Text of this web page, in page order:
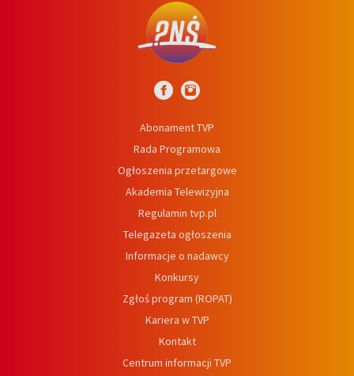
Abonament TVP
Rada Programowa
Ogłoszenia przetargowe
Akademia Telewizyjna
Regulamin tvp.pl
Telegazeta ogłoszenia
Informacje o nadawcy
Konkursy
Zgłoś program (ROPAT)
Kariera w TVP
Kontakt
Centrum informacji TVP